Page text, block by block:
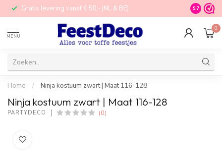
Gratis levering vanaf € 50,- (NL & BE) STORE in
9.7
MENU
0
Home / Ninja kostuum zwart | Maat 116-128
Ninja kostuum zwart | Maat 116-128
PARTYDECO (0)